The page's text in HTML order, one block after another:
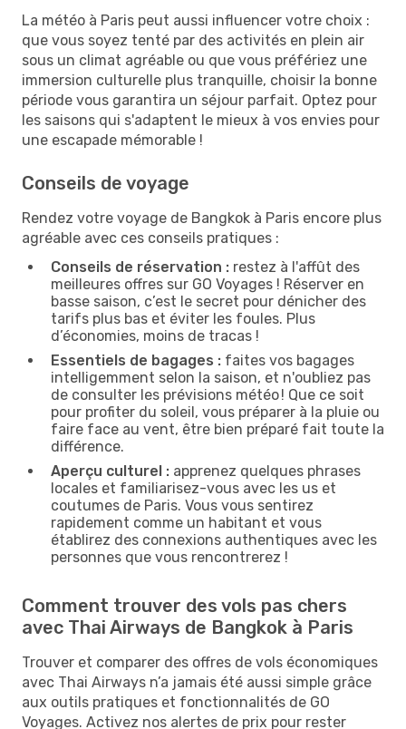
La météo à Paris peut aussi influencer votre choix :
que vous soyez tenté par des activités en plein air
sous un climat agréable ou que vous préfériez une
immersion culturelle plus tranquille, choisir la bonne
période vous garantira un séjour parfait. Optez pour
les saisons qui s'adaptent le mieux à vos envies pour
une escapade mémorable !
Conseils de voyage
Rendez votre voyage de Bangkok à Paris encore plus
agréable avec ces conseils pratiques :
Conseils de réservation : restez à l'affût des
meilleures offres sur GO Voyages ! Réserver en
basse saison, c’est le secret pour dénicher des
tarifs plus bas et éviter les foules. Plus
d’économies, moins de tracas !
Essentiels de bagages : faites vos bagages
intelligemment selon la saison, et n'oubliez pas
de consulter les prévisions météo ! Que ce soit
pour profiter du soleil, vous préparer à la pluie ou
faire face au vent, être bien préparé fait toute la
différence.
Aperçu culturel : apprenez quelques phrases
locales et familiarisez-vous avec les us et
coutumes de Paris. Vous vous sentirez
rapidement comme un habitant et vous
établirez des connexions authentiques avec les
personnes que vous rencontrerez !
Comment trouver des vols pas chers
avec Thai Airways de Bangkok à Paris
Trouver et comparer des offres de vols économiques
avec Thai Airways n’a jamais été aussi simple grâce
aux outils pratiques et fonctionnalités de GO
Voyages. Activez nos alertes de prix pour rester